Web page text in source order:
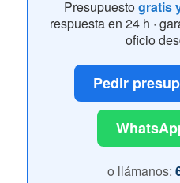
Presupuestogratis
respuesta en 24 h ·
oficio
Pedir
o llámanos: